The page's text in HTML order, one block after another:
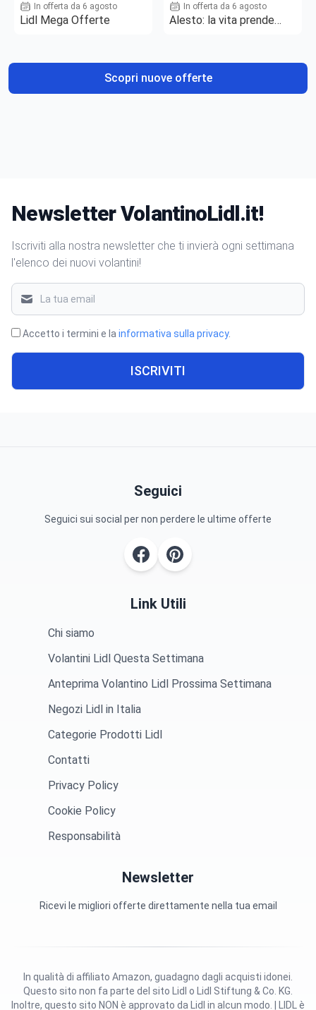
In offerta da 6 agosto
Lidl Mega Offerte
In offerta da 6 agosto
Alesto: la vita prende
Scopri nuove offerte
Newsletter VolantinoLidl.it!
Iscriviti alla nostra newsletter che ti invierà ogni settimana
l'elenco dei nuovi volantini!
Accetto i termini e la informativa sulla privacy.
ISCRIVITI
Seguici
Seguici sui social per non perdere le ultime offerte
Link Utili
Chi siamo
Volantini Lidl Questa Settimana
Anteprima Volantino Lidl Prossima Settimana
Negozi Lidl in Italia
Categorie Prodotti Lidl
Contatti
Privacy Policy
Cookie Policy
Responsabilità
Newsletter
Ricevi le migliori offerte direttamente nella tua email
Questo sito non fa parte del sito Lidl o Lidl Stiftung & Co. KG.
Inoltre, questo sito NON è approvato da Lidl in alcun modo. | LIDL è
In qualità di affiliato Amazon, guadagno dagli acquisti idonei.